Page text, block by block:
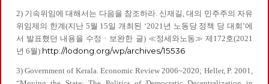
2) 기속위임에 대해서는 다음을 참조하라. 신재길, 대의 민주주의 자유
위임제의 한계(지난 5월 15일 개최된 ‘2021년 노동당 정책 당 대회’에
서 발표했던 내용을 수정ㆍ보완한 글) ≪정세와노동≫ 제172호(2021
년 6월) http://lodong.org/wp/archives/15536
3) Government of Kerala. Economic Review 2006~2020; Heller, P. 2001,